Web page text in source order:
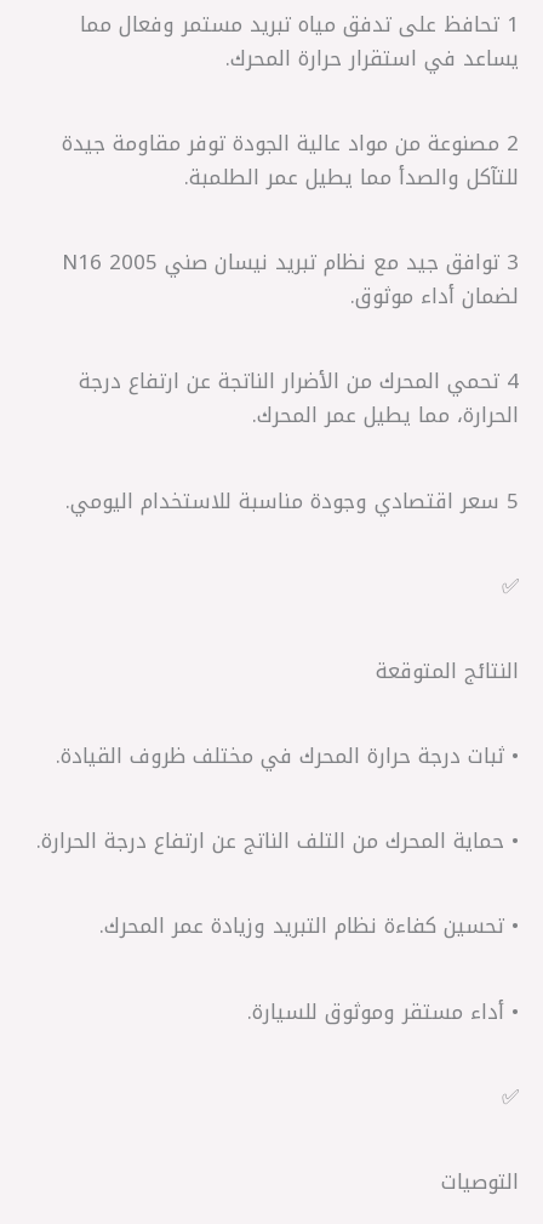
1 تحافظ على تدفق مياه تبريد مستمر وفعال مما
يساعد في استقرار حرارة المحرك.
2 مصنوعة من مواد عالية الجودة توفر مقاومة جيدة
للتآكل والصدأ مما يطيل عمر الطلمبة.
3 توافق جيد مع نظام تبريد نيسان صني N16 2005
لضمان أداء موثوق.
4 تحمي المحرك من الأضرار الناتجة عن ارتفاع درجة
الحرارة، مما يطيل عمر المحرك.
5 سعر اقتصادي وجودة مناسبة للاستخدام اليومي.
✅
النتائج المتوقعة
• ثبات درجة حرارة المحرك في مختلف ظروف القيادة.
• حماية المحرك من التلف الناتج عن ارتفاع درجة الحرارة.
• تحسين كفاءة نظام التبريد وزيادة عمر المحرك.
• أداء مستقر وموثوق للسيارة.
✅
التوصيات